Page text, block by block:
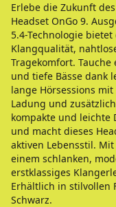
Erlebe die Zukunft
Headset OnGo 9.
5.4-Technologie
Klangqualität,
Tragekomfort.
und tiefe Bässe dank
lange Hörsessions
Ladung und
kompakte und
und macht dieses
aktiven Lebensstil.
einem schlanken,
erstklassiges
Erhältlich in stilvollen
Schwarz.